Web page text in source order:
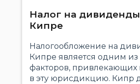
Налог на
Кипре
Налогообложение на
Кипре является одним
факторов, привлекающих
в эту юрисдикцию. Кипр